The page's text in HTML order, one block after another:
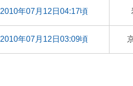
2010年07月12日04:17頃
2010年07月12日03:09頃